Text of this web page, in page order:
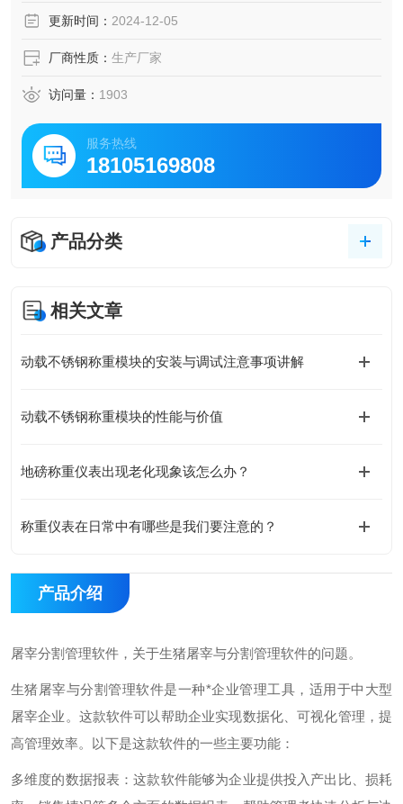
比、损耗率、销售情况等多个方面的数据报表，帮助管理者
2. 生产全程综合业务处理：这款软件能
更新时间： 2024-12-05
厂商性质： 生产厂家
访问量： 1903
服务热线
18105169808
产品分类
相关文章
动载不锈钢称重模块的安装与调试注意事项讲解
动载不锈钢称重模块的性能与价值
地磅称重仪表出现老化现象该怎么办？
称重仪表在日常中有哪些是我们要注意的？
产品介绍
屠宰分割管理软件，关于生猪屠宰与分割管理软件的问题。
生猪屠宰与分割管理软件是一种*企业管理工具，适用于中大型
屠宰企业。这款软件可以帮助企业实现数据化、可视化管理，提
高管理效率。以下是这款软件的一些主要功能：
多维度的数据报表：这款软件能够为企业提供投入产出比、损耗